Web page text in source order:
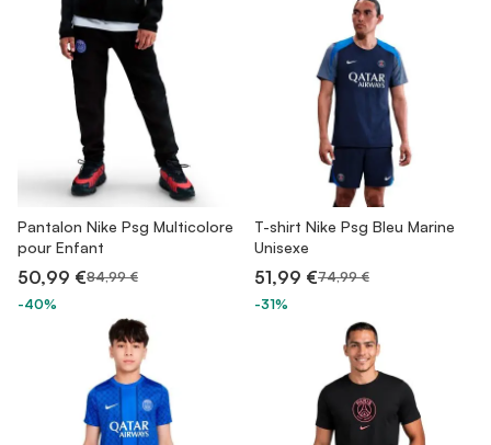
Pantalon Nike Psg Multicolore
pour Enfant
50,99 €84,99 €
-40%
T-shirt Nike Psg Bleu Marine
Unisexe
51,99 €74,99 €
-31%